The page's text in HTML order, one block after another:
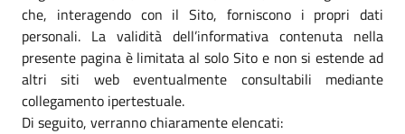
che, interagendo con il Sito, forniscono i propri dati
personali. La validità dell’informativa contenuta nella
presente pagina è limitata al solo Sito e non si estende ad
altri siti web eventualmente consultabili mediante
collegamento ipertestuale.
Di seguito, verranno chiaramente elencati: